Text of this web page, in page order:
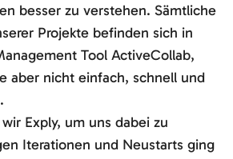
besser zu verstehen. Sämtliche
Projekte befinden sich in
Tool ActiveCollab,
aber nicht einfach, schnell und
Exply, um uns dabei zu
Iterationen und Neustarts ging